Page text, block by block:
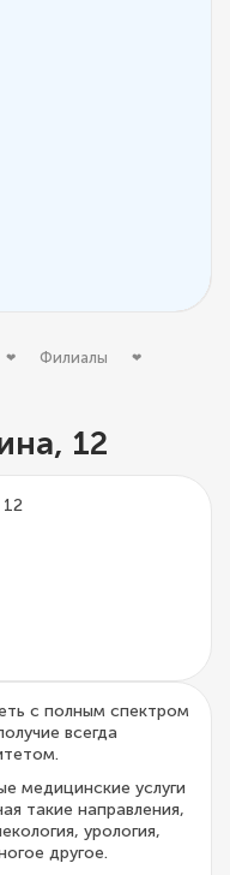
Филиалы
12
12
с полным спектром
всегда
медицинские услуги
такие направления,
урология,
другое.